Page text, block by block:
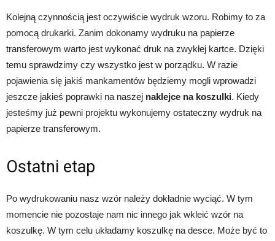
Kolejną czynnością jest oczywiście wydruk wzoru. Robimy to za
pomocą drukarki. Zanim dokonamy wydruku na papierze
transferowym warto jest wykonać druk na zwykłej kartce. Dzięki
temu sprawdzimy czy wszystko jest w porządku. W razie
pojawienia się jakiś mankamentów będziemy mogli wprowadzi
jeszcze jakieś poprawki na naszej naklejce na koszulki. Kiedy
jesteśmy już pewni projektu wykonujemy ostateczny wydruk na
papierze transferowym.
Ostatni etap
Po wydrukowaniu nasz wzór należy dokładnie wyciąć. W tym
momencie nie pozostaje nam nic innego jak wkleić wzór na
koszulkę. W tym celu układamy koszulkę na desce. Może być to